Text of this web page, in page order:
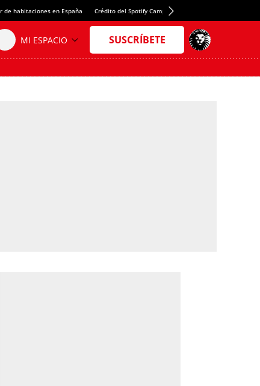
de habitaciones en España Crédito del Spotify Camp Nou